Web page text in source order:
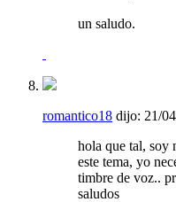
un saludo.
romantico18 dijo: 21/
hola que tal, soy
este tema, yo
timbre de voz..
saludos